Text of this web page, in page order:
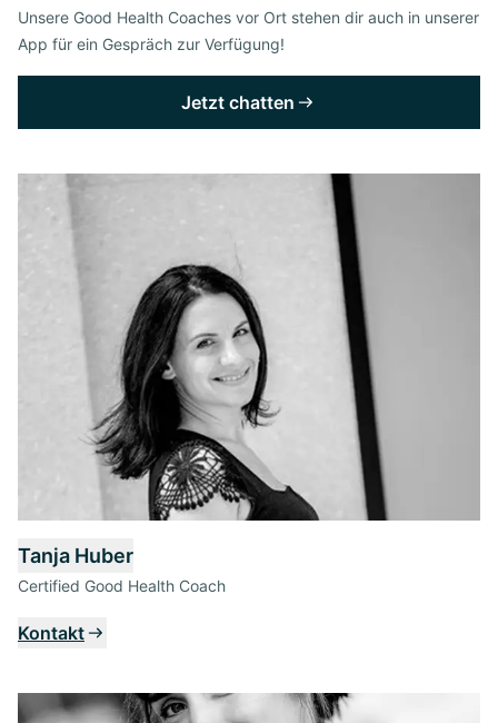
Unsere Good Health Coaches vor Ort stehen dir auch in unserer
App für ein Gespräch zur Verfügung!
Jetzt chatten
Tanja Huber
Certified Good Health Coach
Kontakt